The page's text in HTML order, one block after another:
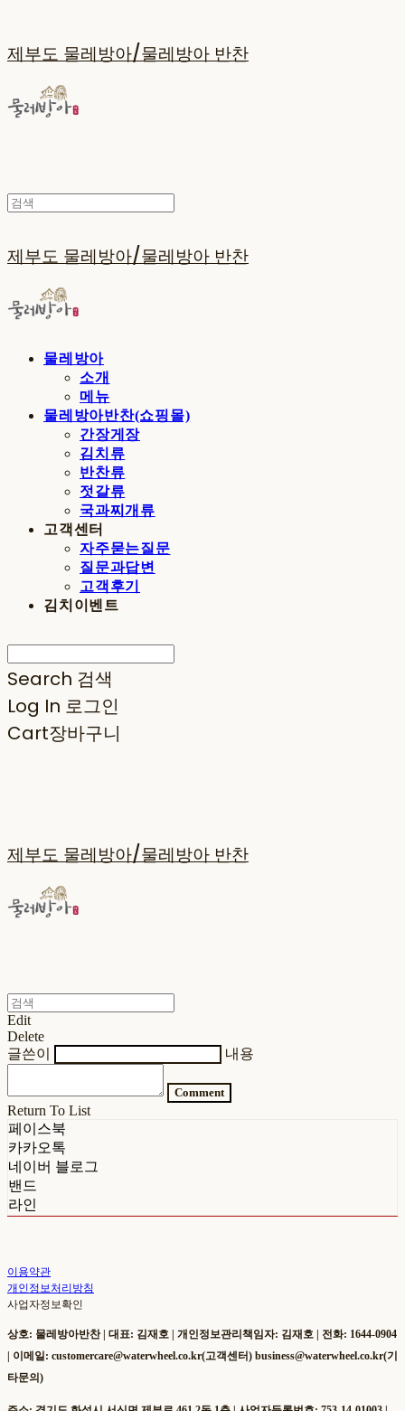
제부도 물레방아/물레방아 반찬
제부도 물레방아/물레방아 반찬
물레방아
소개
메뉴
물레방아반찬(쇼핑몰)
간장게장
김치류
반찬류
젓갈류
국과찌개류
고객센터
자주묻는질문
질문과답변
고객후기
김치이벤트
Search 검색
Log In 로그인
Cart장바구니
제부도 물레방아/물레방아 반찬
Edit
Delete
글쓴이
내용
Comment
Return To List
페이스북
카카오톡
네이버 블로그
밴드
라인
이용약관
개인정보처리방침
사업자정보확인
상호: 물레방아반찬 | 대표: 김재호 | 개인정보관리책임자: 김재호 | 전화: 1644-0904
| 이메일: customercare@waterwheel.co.kr(고객센터) business@waterwheel.co.kr(기
타문의)